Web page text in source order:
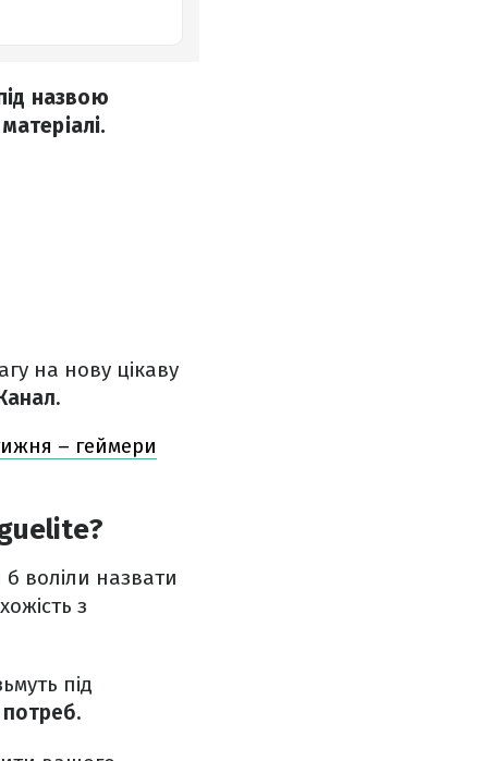
назвою
на нову цікаву
– геймери
воліли назвати
з
під
потреб.